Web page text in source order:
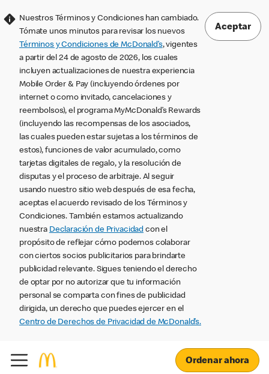
Nuestros Términos y Condiciones han cambiado.
Tómate unos minutos para revisar los nuevos
Términos y Condiciones de McDonald’s, vigentes
a partir del 24 de agosto de 2026, los cuales
incluyen actualizaciones de nuestra experiencia
Mobile Order & Pay (incluyendo órdenes por
internet o como invitado, cancelaciones y
reembolsos), el programa MyMcDonald’s Rewards
(incluyendo las recompensas de los asociados,
las cuales pueden estar sujetas a los términos de
estos), funciones de valor acumulado, como
tarjetas digitales de regalo, y la resolución de
disputas y el proceso de arbitraje. Al seguir
usando nuestro sitio web después de esa fecha,
aceptas el acuerdo revisado de los Términos y
Condiciones. También estamos actualizando
nuestra Declaración de Privacidad con el
propósito de reflejar cómo podemos colaborar
con ciertos socios publicitarios para brindarte
publicidad relevante. Sigues teniendo el derecho
de optar por no autorizar que tu información
personal se comparta con fines de publicidad
dirigida, un derecho que puedes ejercer en el
Centro de Derechos de Privacidad de McDonald’s.
Aceptar
Ordenar ahora